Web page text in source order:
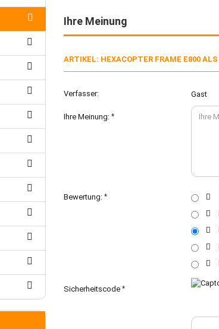
Ihre Meinung
ARTIKEL: HEXACOPTER FRAME E800
Verfasser: Gast
Ihre Meinung:
Bewertung:
Sicherheitscode